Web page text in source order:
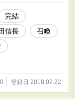
新婚生活は、波乱
の信長はヒロイン
々。 そんな信長
偽りの帰蝶……。
けることへの罪悪
か。 そして信長
※ムーンライトノ
完結
信長
召喚
登録日 2018.02.22